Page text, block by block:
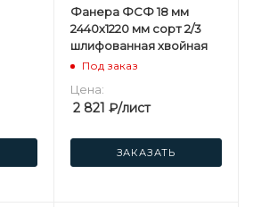
Фанера ФСФ 18 мм
2440х1220 мм сорт 2/3
шлифованная хвойная
Под заказ
Цена:
2 821 ₽/лист
ЗАКАЗАТЬ